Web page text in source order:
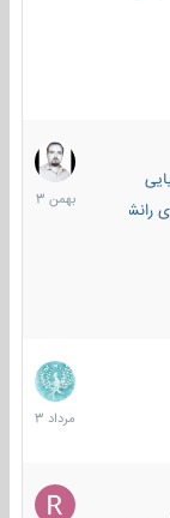
دریایی
6
بهمن
1403
2
مرداد
1403
16